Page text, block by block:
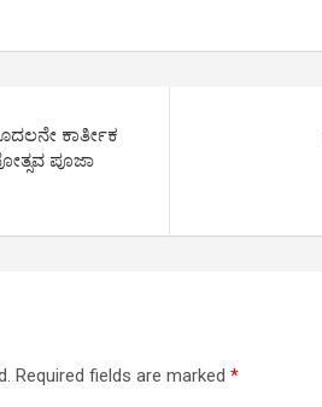
ಕಾರ್ತೀಕ
ಪೂಜಾ
Required fields are marked *